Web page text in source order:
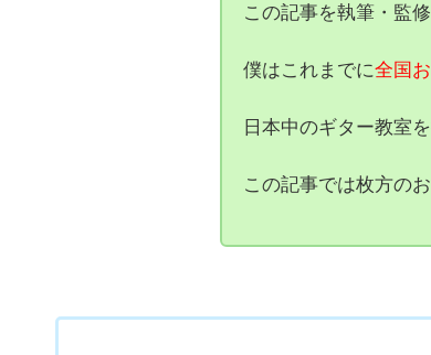
この記事を執筆・監
僕はこれまでに全国
日本中のギター教室
この記事では枚方の